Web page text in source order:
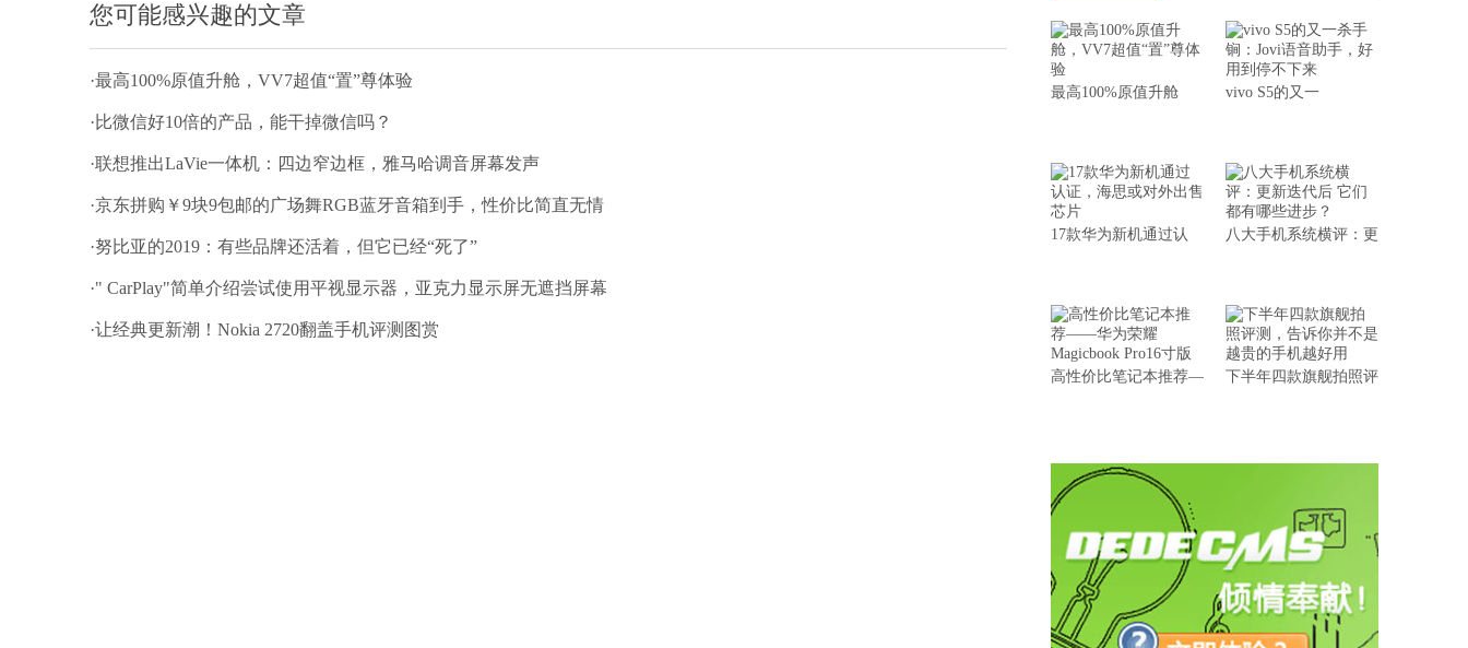
您可能感兴趣的文章
·最高100%原值升舱，VV7超值“置”尊体验
·比微信好10倍的产品，能干掉微信吗？
·联想推出LaVie一体机：四边窄边框，雅马哈调音屏幕发声
·京东拼购￥9块9包邮的广场舞RGB蓝牙音箱到手，性价比简直无情
·努比亚的2019：有些品牌还活着，但它已经“死了”
·" CarPlay"简单介绍尝试使用平视显示器，亚克力显示屏无遮挡屏幕
·让经典更新潮！Nokia 2720翻盖手机评测图赏
最高100%原值升舱 vivo S5的又一
17款华为新机通过认 八大手机系统横评：更
高性价比笔记本推荐— 下半年四款旗舰拍照评